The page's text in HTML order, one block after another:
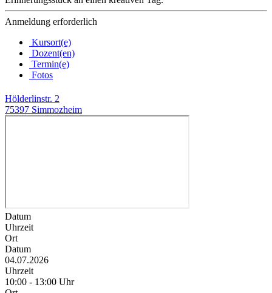
Anmeldung erforderlich
Kursort(e)
Dozent(en)
Termin(e)
Fotos
Hölderlinstr. 2
75397 Simmozheim
Datum
Uhrzeit
Ort
Datum
04.07.2026
Uhrzeit
10:00 - 13:00 Uhr